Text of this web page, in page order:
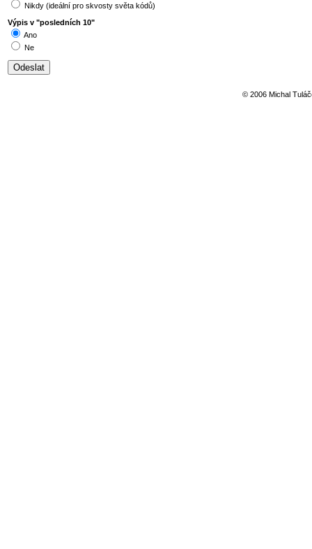
Nikdy (ideální pro skvosty světa kódů)
Výpis v "posledních 10"
Ano
Ne
© 2006 Michal